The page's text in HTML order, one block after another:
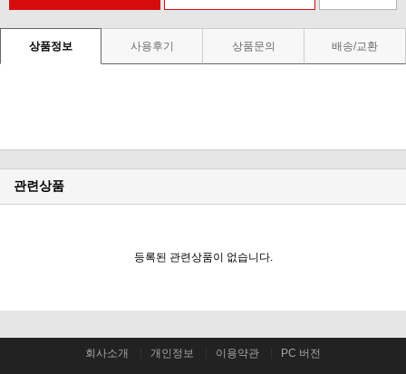
상품정보 사용후기 상품문의 배송/교환
관련상품
등록된 관련상품이 없습니다.
회사소개 개인정보 이용약관 PC 버전